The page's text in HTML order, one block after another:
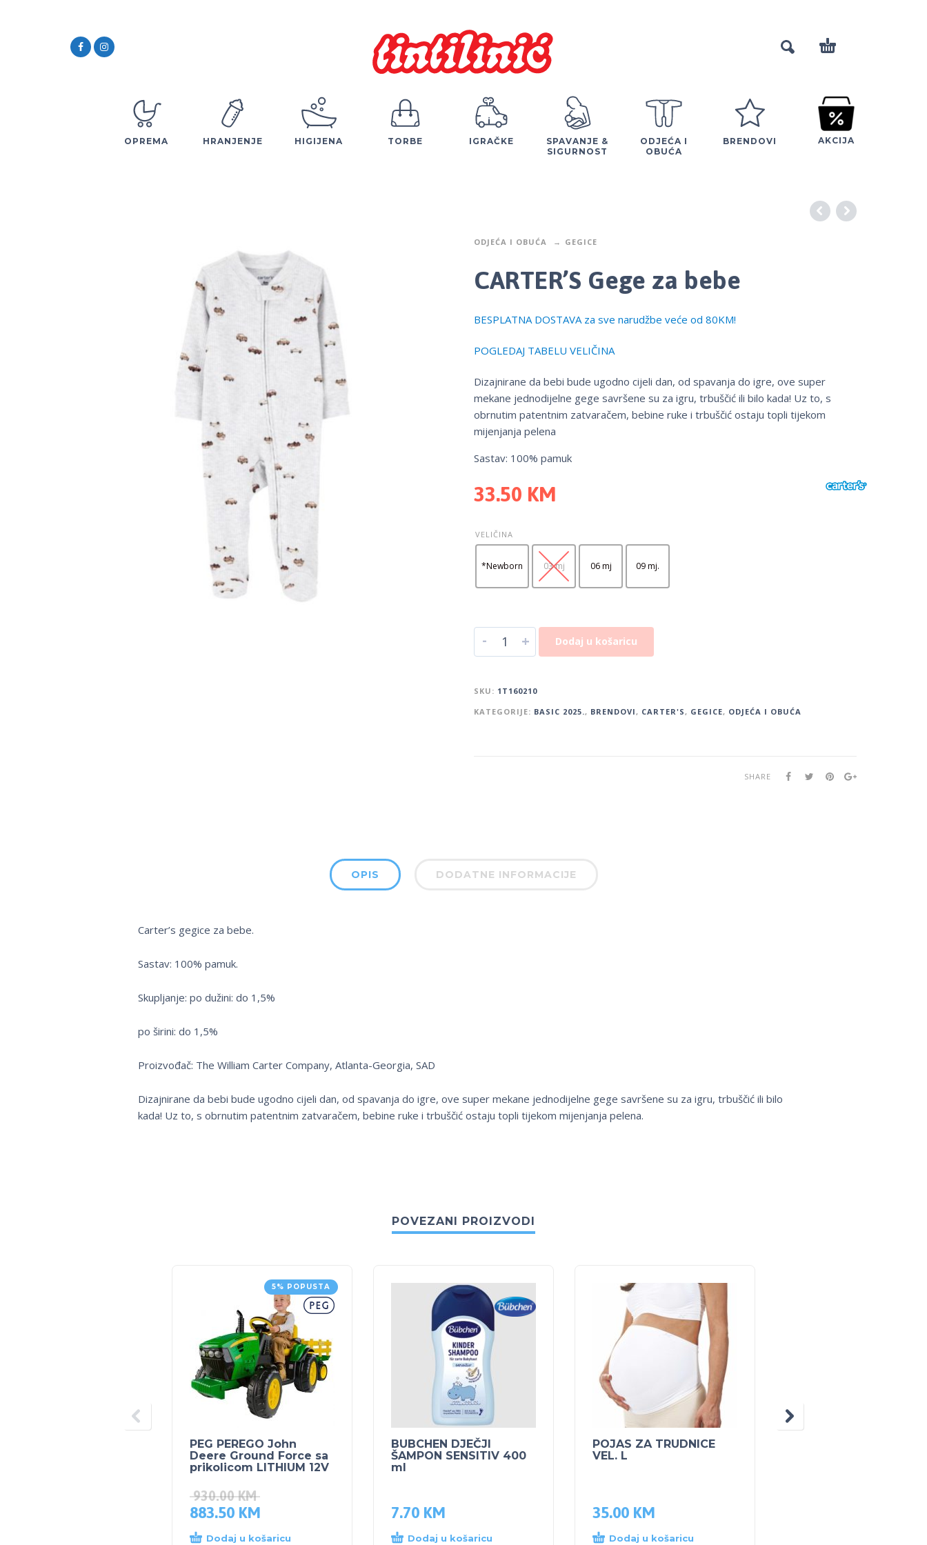
OPREMA HRANJENJE HIGIJENA TORBE IGRAČKE
SPAVANJE &
SIGURNOST
ODJEĆA I
OBUĆA
BRENDOVI AKCIJA
ODJEĆA I OBUĆA GEGICE
CARTER’S Gege za bebe
BESPLATNA DOSTAVA za sve narudžbe veće od 80KM!
POGLEDAJ TABELU VELIČINA
Dizajnirane da bebi bude ugodno cijeli dan, od spavanja do igre, ove super
mekane jednodijelne gege savršene su za igru, trbuščić ili bilo kada! Uz to, s
obrnutim patentnim zatvaračem, bebine ruke i trbuščić ostaju topli tijekom
mijenjanja pelena
Sastav: 100% pamuk
33.50 KM
VELIČINA
*Newborn 03 mj 06 mj 09 mj.
- + Dodaj u košaricu
SKU: 1T160210
KATEGORIJE: BASIC 2025., BRENDOVI, CARTER'S, GEGICE, ODJEĆA I OBUĆA
SHARE
OPIS DODATNE INFORMACIJE
Carter’s gegice za bebe.
Sastav: 100% pamuk.
Skupljanje: po dužini: do 1,5%
po širini: do 1,5%
Proizvođač: The William Carter Company, Atlanta-Georgia, SAD
Dizajnirane da bebi bude ugodno cijeli dan, od spavanja do igre, ove super mekane jednodijelne gege savršene su za igru, trbuščić ili bilo
kada! Uz to, s obrnutim patentnim zatvaračem, bebine ruke i trbuščić ostaju topli tijekom mijenjanja pelena.
POVEZANI PROIZVODI
5% POPUSTA
PEG PEREGO John
Deere Ground Force sa
prikolicom LITHIUM 12V
930.00KM
883.50 KM
Dodaj u košaricu
BUBCHEN DJEČJI
ŠAMPON SENSITIV 400
ml
7.70 KM
Dodaj u košaricu
POJAS ZA TRUDNICE
VEL. L
35.00 KM
Dodaj u košaricu